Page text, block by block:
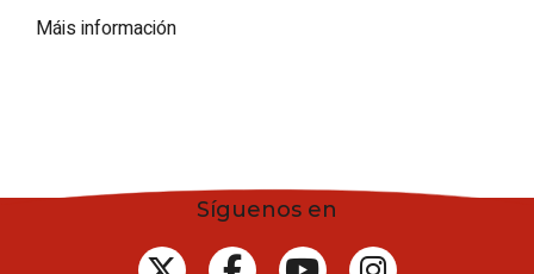
Máis información
Síguenos en